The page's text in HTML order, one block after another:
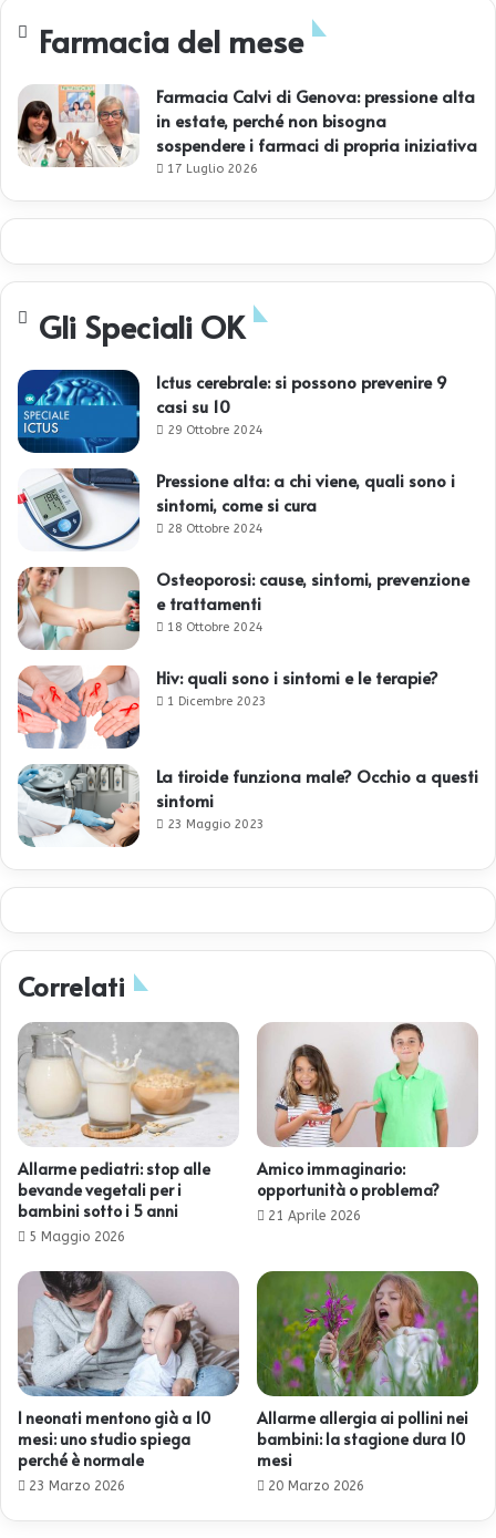
Farmacia del mese
Farmacia Calvi di Genova: pressione alta
in estate, perché non bisogna
sospendere i farmaci di propria iniziativa
17 Luglio 2026
Gli Speciali OK
Ictus cerebrale: si possono prevenire 9
casi su 10
29 Ottobre 2024
Pressione alta: a chi viene, quali sono i
sintomi, come si cura
28 Ottobre 2024
Osteoporosi: cause, sintomi, prevenzione
e trattamenti
18 Ottobre 2024
Hiv: quali sono i sintomi e le terapie?
1 Dicembre 2023
La tiroide funziona male? Occhio a questi
sintomi
23 Maggio 2023
Correlati
Allarme pediatri: stop alle
bevande vegetali per i
bambini sotto i 5 anni
5 Maggio 2026
Amico immaginario:
opportunità o problema?
21 Aprile 2026
I neonati mentono già a 10
mesi: uno studio spiega
perché è normale
23 Marzo 2026
Allarme allergia ai pollini nei
bambini: la stagione dura 10
mesi
20 Marzo 2026